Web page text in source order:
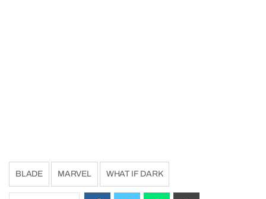
BLADE MARVEL WHAT IF DARK